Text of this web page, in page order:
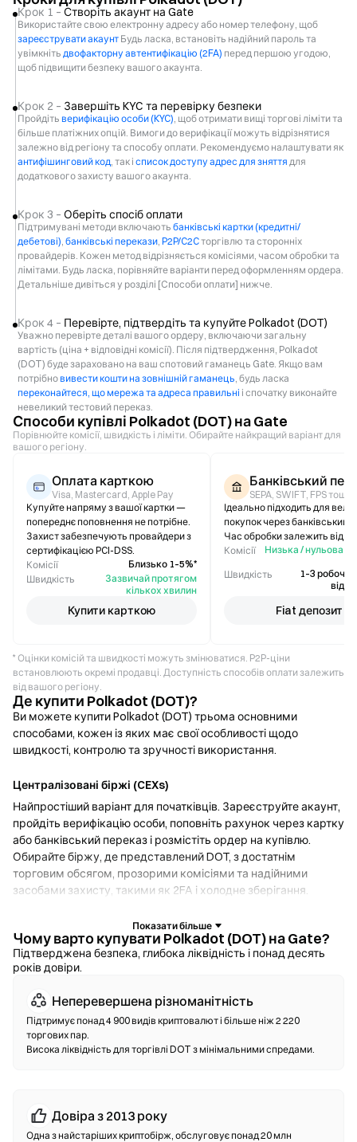
Крок 1 – Створіть акаунт на Gate
Використайте свою електронну адресу або номер телефону, щоб
зареєструвати акаунт Будь ласка, встановіть надійний пароль та
увімкніть двофакторну автентифікацію (2FA) перед першою угодою,
щоб підвищити безпеку вашого акаунта.
Крок 2 – Завершіть KYC та перевірку безпеки
Пройдіть верифікацію особи (KYC), щоб отримати вищі торгові ліміти та
більше платіжних опцій. Вимоги до верифікації можуть відрізнятися
залежно від регіону та способу оплати. Рекомендуємо налаштувати як
антифішинговий код, так і список доступу адрес для зняття для
додаткового захисту вашого акаунта.
Крок 3 – Оберіть спосіб оплати
Підтримувані методи включають банківські картки (кредитні/
дебетові), банківські перекази, P2P/C2Cторгівлю та сторонніх
провайдерів. Кожен метод відрізняється комісіями, часом обробки та
лімітами. Будь ласка, порівняйте варіанти перед оформленням ордера.
Детальніше дивіться у розділі [Способи оплати] нижче.
Крок 4 – Перевірте, підтвердіть та купуйте Polkadot (DOT)
Уважно перевірте деталі вашого ордеру, включаючи загальну
вартість (ціна + відповідні комісії). Після підтвердження, Polkadot
(DOT) буде зараховано на ваш спотовий гаманець Gate. Якщо вам
потрібно вивести кошти на зовнішній гаманець, будь ласка
переконайтеся, що мережа та адреса правильні і спочатку виконайте
невеликий тестовий переказ.
Способи купівлі Polkadot (DOT) на Gate
Порівнюйте комісії, швидкість і ліміти. Обирайте найкращий варіант для
вашого регіону.
Оплата карткою
Visa, Mastercard, Apple Pay
Купуйте напряму з вашої картки —
попереднє поповнення не потрібне.
Захист забезпечують провайдери з
сертифікацією PCI-DSS.
Комісії
Близько 1–5%*
Швидкість
Зазвичай протягом
кількох хвилин
Купити карткою
Банківський
SEPA, SWIFT, FPS тощо.
Ідеально підходить для
покупок через банківський
Час обробки залежить від
Комісії
Низька / нульова
Швидкість
1–3 робочі
Fiat депозит
* Оцінки комісій та швидкості можуть змінюватися. P2P-ціни
встановлюють окремі продавці. Доступність способів оплати залежить
від вашого регіону.
Де купити Polkadot (DOT)?
Ви можете купити Polkadot (DOT) трьома основними
способами, кожен із яких має свої особливості щодо
швидкості, контролю та зручності використання.
Централізовані біржі (CEXs)
Найпростіший варіант для початківців. Зареєструйте акаунт,
пройдіть верифікацію особи, поповніть рахунок через картку
або банківський переказ і розмістіть ордер на купівлю.
Обирайте біржу, де представлений DOT, з достатнім
торговим обсягом, прозорими комісіями та надійними
засобами захисту, такими як 2FA і холодне зберігання.
Криптогаманці
Для користувачів, які надають перевагу самостійному
зберіганню активів. Некостодіальні гаманці дозволяють
безпосередньо через інтерфейс гаманця. Деякі гаманці
також підтримують введення фіату, що дозволяє купувати
DOT за допомогою кредитної картки, не звертаючись до
біржі. Завжди створюйте резервну копію сід-фрази та
Децентралізовані біржі (DEX)
Чому варто купувати Polkadot (DOT) на Gate?
Підтверджена безпека, глибока ліквідність і понад десять
років довіри.
Неперевершена різноманітність
Підтримує понад 4 900 видів криптовалют і більше ніж 2 220
торгових пар.
Висока ліквідність для торгівлі DOT з мінімальними спредами.
Довіра з 2013 року
Одна з найстаріших криптобірж, обслуговує понад 20 млн